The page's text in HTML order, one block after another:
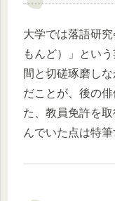
大学では落語研
もんど）」とい
間と切磋琢磨し
だことが、後の
た、教員免許を
んでいた点は特筆